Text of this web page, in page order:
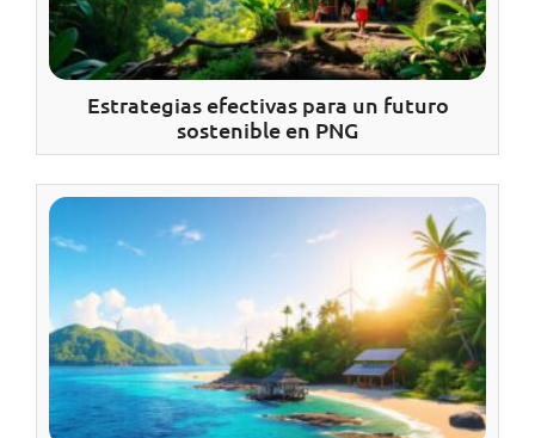
Estrategias efectivas para un futuro
sostenible en PNG